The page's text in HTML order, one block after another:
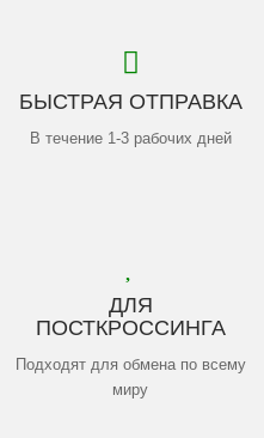
БЫСТРАЯ ОТПРАВКА
В течение 1-3 рабочих дней
ДЛЯ
ПОСТКРОССИНГА
Подходят для обмена по всему
миру